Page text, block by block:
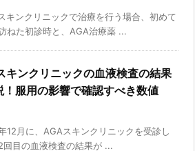
キンクリニックで治療を行う場合、初めて
ねた初診時と、AGA治療薬 ...
キンクリニックの血液検査の結果
！服用の影響で確認すべき数値
12月に、AGAスキンクリニックを受診し
回目の血液検査の結果が ...